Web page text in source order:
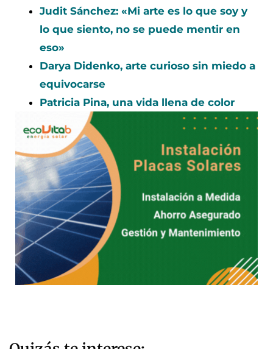
Judit Sánchez: «Mi arte es lo que soy y
lo que siento, no se puede mentir en
eso»
Darya Didenko, arte curioso sin miedo a
equivocarse
Patricia Pina, una vida llena de color